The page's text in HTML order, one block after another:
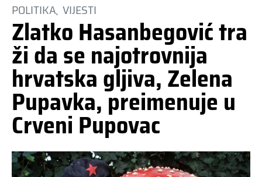
POLITIKA VIJESTI
Zlatko Hasanbegović tra
ži da se najotrovnija
hrvatska gljiva, Zelena
Pupavka, preimenuje u
Crveni Pupovac